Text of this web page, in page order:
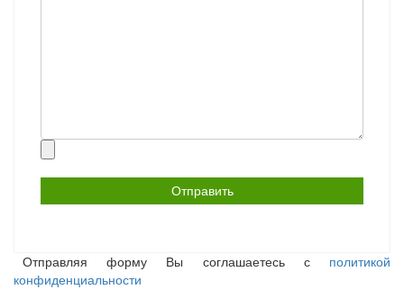
Отправляя форму Вы соглашаетесь с политикой
конфиденциальности